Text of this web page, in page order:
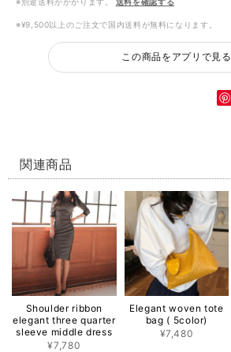
※¥9,500以上のご注文で国内送料が無料になります。
この商品をアプリで見る
関連商品
Shoulder ribbon
elegant three quarter
sleeve middle dress
¥7,780
Elegant woven tote
bag ( 5color)
¥7,480